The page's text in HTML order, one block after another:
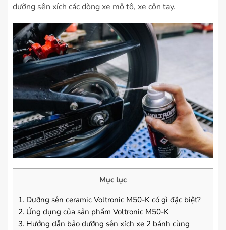
dưỡng sên xích các dòng xe mô tô, xe côn tay.
Mục lục
1. Dưỡng sên ceramic Voltronic M50-K có gì đặc biệt?
2. Ứng dụng của sản phẩm Voltronic M50-K
3. Hướng dẫn bảo dưỡng sên xích xe 2 bánh cùng